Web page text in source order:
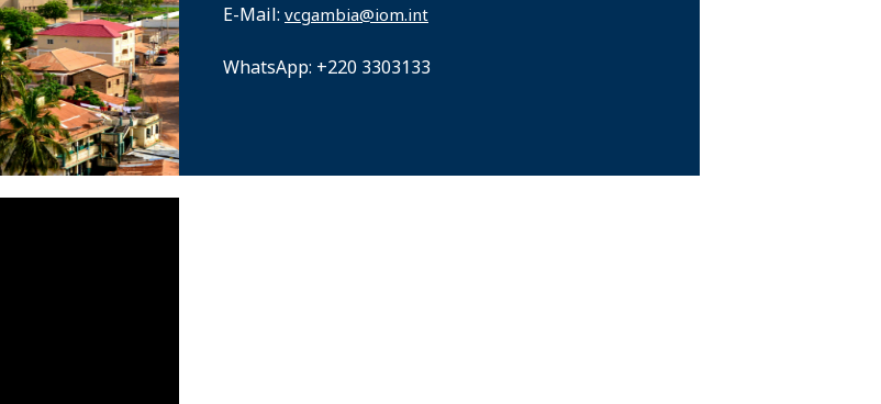
E-Mail:vcgambia@iom.int
WhatsApp: +220 3303133